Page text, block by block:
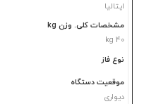
ایتالیا
مشخصات کلی. وزن kg
40 kg
نوع فاز
موقعیت دستگاه
دیواری